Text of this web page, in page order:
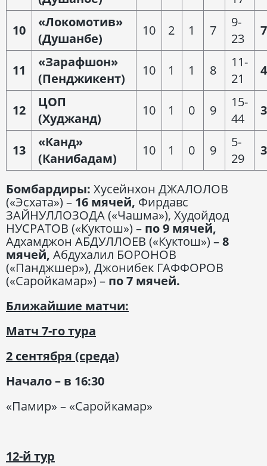
10
«Локомотив»
(Душанбе)
10 2 1 7
9-
23
7
11
«Зарафшон»
(Пенджикент)
10 1 1 8
11-
21
4
12
ЦОП
(Худжанд)
10 1 0 9
15-
44
3
13
«Канд»
(Канибадам)
10 1 0 9
5-
29
3
Бомбардиры: Хусейнхон ДЖАЛОЛОВ
(«Эсхата») – 16 мячей, Фирдавс
ЗАЙНУЛЛОЗОДА («Чашма»), Худойдод
НУСРАТОВ («Куктош») – по 9 мячей,
Адхамджон АБДУЛЛОЕВ («Куктош») –8
мячей, Абдухалил БОРОНОВ
(«Панджшер»), Джонибек ГАФФОРОВ
(«Саройкамар») – по 7 мячей.
Ближайшие матчи:
Матч 7-го тура
2 сентября (среда)
Начало – в 16:30
«Памир» – «Саройкамар»
12-й тур